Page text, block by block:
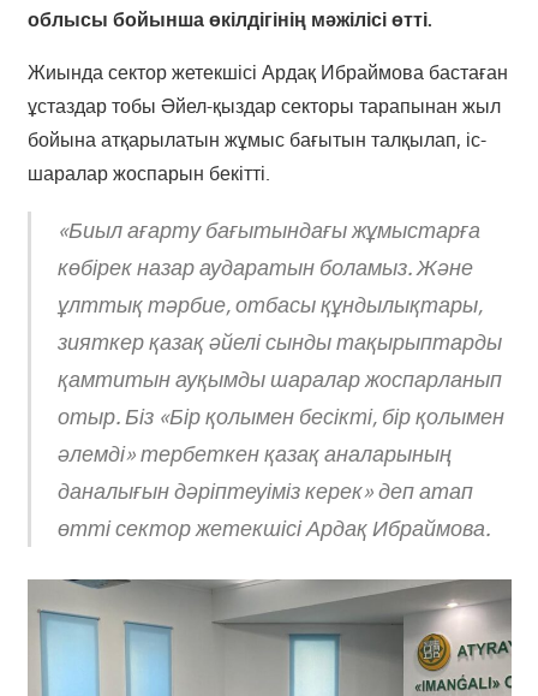
облысы бойынша өкілдігінің мәжілісі өтті.
Жиында сектор жетекшісі Ардақ Ибраймова бастаған
ұстаздар тобы Әйел-қыздар секторы тарапынан жыл
бойына атқарылатын жұмыс бағытын талқылап, іс-
шаралар жоспарын бекітті.
«Биыл ағарту бағытындағы жұмыстарға
көбірек назар аударатын боламыз. Және
ұлттық тәрбие, отбасы құндылықтары,
зияткер қазақ әйелі сынды тақырыптарды
қамтитын ауқымды шаралар жоспарланып
отыр. Біз «Бір қолымен бесікті, бір қолымен
әлемді» тербеткен қазақ аналарының
даналығын дәріптеуіміз керек» деп атап
өтті сектор жетекшісі Ардақ Ибраймова.